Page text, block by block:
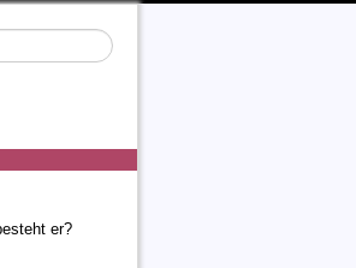
er?